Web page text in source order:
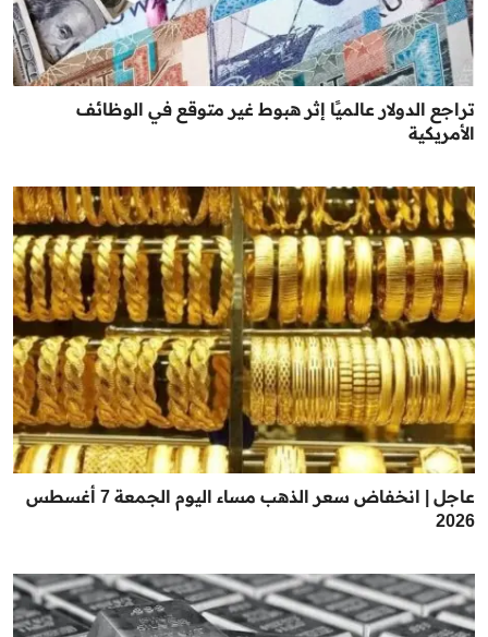
تراجع الدولار عالميًا إثر هبوط غير متوقع في الوظائف
الأمريكية
عاجل | انخفاض سعر الذهب مساء اليوم الجمعة 7 أغسطس
2026